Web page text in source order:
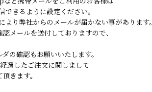
きるように設定ください。
り弊社からのメールが届かない事があります。
メールを送付しておりますので、
の確認もお願いいたします。
過したご注文に関しまして
きます。